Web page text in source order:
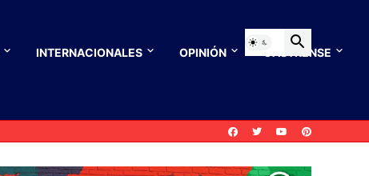
INTERNACIONALES OPINIÓN CASTRENSE